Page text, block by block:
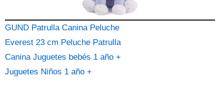
GUND Patrulla Canina Peluche
Everest 23 cm Peluche Patrulla
Canina Juguetes bebés 1 año +
Juguetes Niños 1 año +